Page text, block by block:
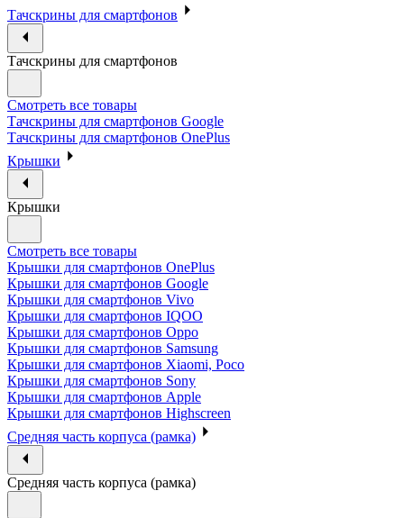
Тачскрины для смартфонов
Тачскрины для смартфонов
Смотреть все товары
Тачскрины для смартфонов Google
Тачскрины для смартфонов OnePlus
Крышки
Крышки
Смотреть все товары
Крышки для смартфонов OnePlus
Крышки для смартфонов Google
Крышки для смартфонов Vivo
Крышки для смартфонов IQOO
Крышки для смартфонов Oppo
Крышки для смартфонов Samsung
Крышки для смартфонов Xiaomi, Poco
Крышки для смартфонов Sony
Крышки для смартфонов Apple
Крышки для смартфонов Highscreen
Средняя часть корпуса (рамка)
Средняя часть корпуса (рамка)